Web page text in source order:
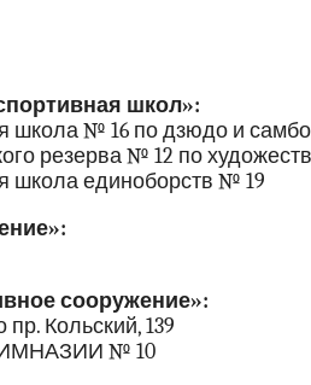
школ»:
школа № 16 по дзюдо и самбо
резерва № 12 по
школа единоборств № 19
сооружение»:
Кольский, 139
№ 10